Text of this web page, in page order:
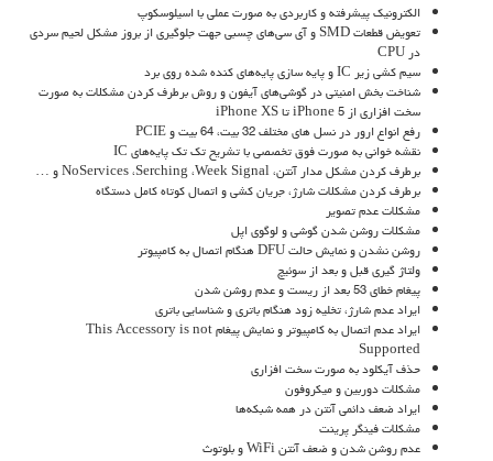
الکترونیک پیشرفته و کاربردی به صورت عملی با اسیلوسکوپ
تعویض قطعات SMD و آی سی‌های چسبی جهت جلوگیری از بروز مشکل لحیم سردی
در CPU
سیم کشی زیر IC و پایه سازی پایه‌های کنده شده روی برد
شناخت بخش امنیتی در گوشی‌های آیفون و روش برطرف کردن مشکلات به صورت
سخت افزاری از iPhone 5 تا iPhone XS
رفع انواع ارور در نسل های مختلف 32 بیت، 64 بیت و PCIE
نقشه خوانی به صورت فوق تخصصی با تشریح تک تک پایه‌های IC
برطرف کردن مشکل مدار آنتن، NoServices ،Serching ،Week Signal و …
برطرف کردن مشکلات شارژ، جریان کشی و اتصال کوتاه کامل دستگاه
مشکلات عدم تصویر
مشکلات روشن شدن گوشی و لوگوی اپل
روشن نشدن و نمایش حالت DFU هنگام اتصال به کامپیوتر
ولتاژ گیری قبل و بعد از سوئیچ
پیغام خطای 53 بعد از ریست و عدم روشن شدن
ایراد عدم شارژ، تخلیه زود هنگام باتری و شناسایی باتری
ایراد عدم اتصال به کامپیوتر و نمایش پیغام This Accessory is not
Supported
حذف آیکلود به صورت سخت افزاری
مشکلات دوربین و میکروفون
ایراد ضعف دائمی آنتن در همه شبکه‌ها
مشکلات فینگر پرینت
عدم روشن شدن و ضعف آنتن WiFi و بلوتوث